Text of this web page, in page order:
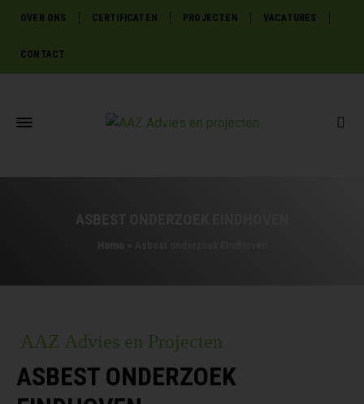
OVER ONS CERTIFICATEN PROJECTEN VACATURES
CONTACT
AAZ Advies en Projecten
ASBEST ONDERZOEK